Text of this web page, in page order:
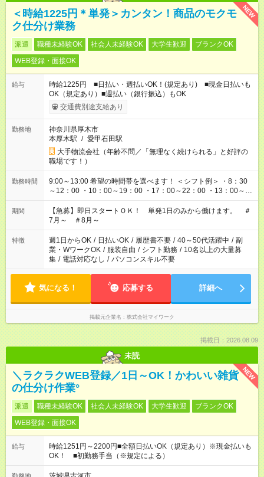
NEW
＜時給1225円＊単発＞カンタン！商品のモクモ
ク仕分け業務
派遣 職種未経験OK 社会人未経験OK 大学生歓迎
ブランクOK
WEB登録・面接OK
給与
時給1225円 ■日払い・週払いOK！(規定あり) ■現金日払いも
OK（規定あり）■週払い（銀行振込）もOK
交通費別途支給あり
勤務地
神奈川県厚木市
本厚木駅 / 愛甲石田駅
大手物流会社（年齢不問／「無理なく続けられる」と好評の
職場です！）
勤務時間
9:00～13:00 希望の時間帯を選べます！ ＜シフト例＞ ・8：30
～12：00 ・10：00～19：00 ・17：00～22：00 ・13：00～
22：00 ・22：00～翌6：00 など
期間
【急募】即日スタートＯＫ！ 単発1日のみから働けます。 ＃
7月～ ＃8月～
特徴 週1日からOK / 日払いOK / 履歴書不要 / 40～50代活躍中 / 副
業・WワークOK / 服装自由 / シフト勤務 / 10名以上の大量募
集 / 電話対応なし / パソコンスキル不要
気になる！ 応募する 詳細へ
掲載元企業名 株式会社マイワーク
掲載日：2026.08.09
未読
NEW
＼ラクラクWEB登録／1日～OK！かわいい雑貨
の仕分け作業°
派遣 職種未経験OK 社会人未経験OK 大学生歓迎
ブランクOK
WEB登録・面接OK
給与
時給1251円～2200円■全額日払いOK（規定あり）※現金払いも
OK！ ■初勤務手当（※規定による）